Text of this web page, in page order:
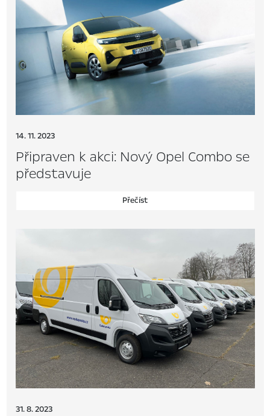
14. 11. 2023
Připraven k akci: Nový Opel Combo se
představuje
Přečíst
31. 8. 2023